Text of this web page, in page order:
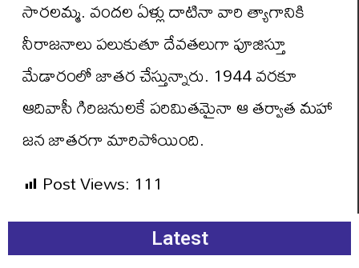
సారలమ్మ. వందల ఏళ్లు దాటినా వారి త్యాగానికి
నీరాజనాలు పలుకుతూ దేవతలుగా పూజిస్తూ
మేడారంలో జాతర చేస్తున్నారు. 1944 వరకూ
ఆదివాసీ గిరిజనులకే పరిమితమైనా ఆ తర్వాత మహా
జన జాతరగా మారిపోయింది.
Post Views: 111
Latest